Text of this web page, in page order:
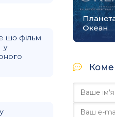
що фільм
у
Океан